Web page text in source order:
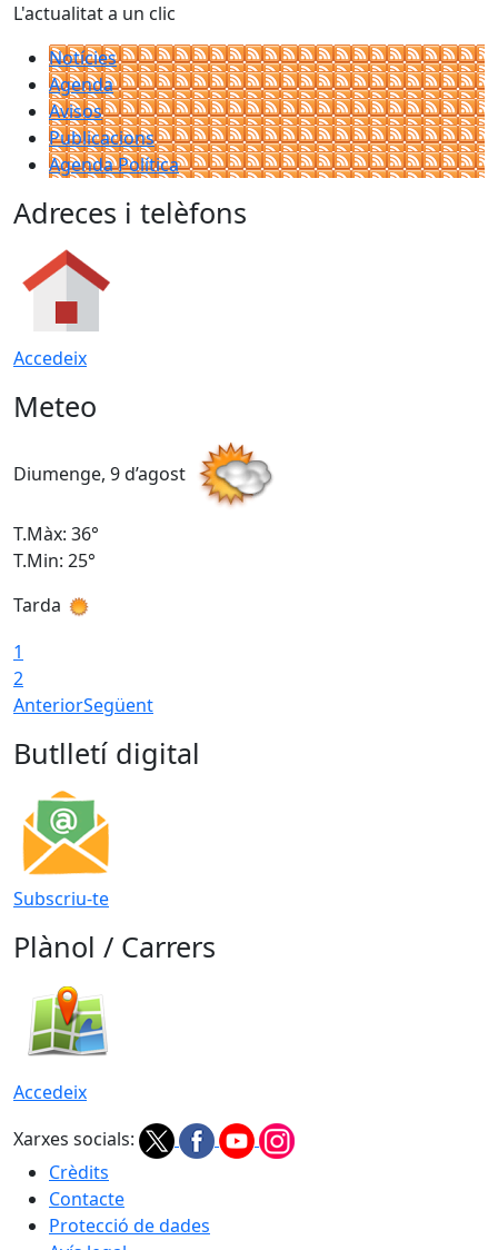
L'actualitat a un clic
Notícies
Agenda
Avisos
Publicacions
Agenda Política
Adreces i telèfons
Accedeix
Meteo
Diumenge, 9 d’agost
T.Màx: 36°
T.Min: 25°
Tarda
1
2
AnteriorSegüent
Butlletí digital
Subscriu-te
Plànol / Carrers
Accedeix
Xarxes socials:
Crèdits
Contacte
Protecció de dades